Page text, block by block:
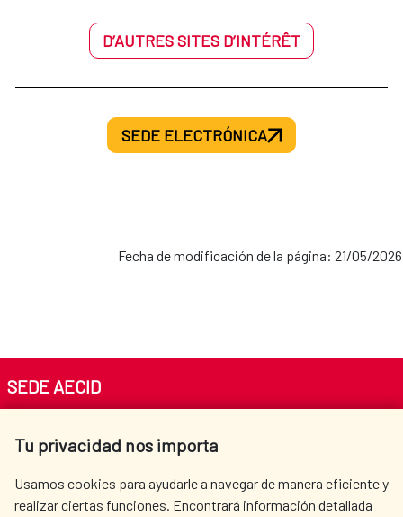
D’AUTRES SITES D’INTÉRÊT
SEDE ELECTRÓNICA
Fecha de modificación de la página: 21/05/2026
Tu privacidad nos importa
Usamos cookies para ayudarle a navegar de manera eficiente y
realizar ciertas funciones. Encontrará información detallada
SEDE AECID
Tel. +34 900 20 30 54​​​​​​​